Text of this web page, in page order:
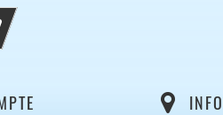
Instagram